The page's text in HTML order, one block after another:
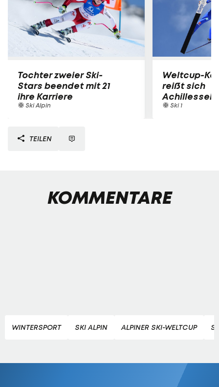
Tochter zweier Ski-
Stars beendet mit 21
ihre Karriere
Ski Alpin
Weltcup-
reißt sich
Ski 1
TEILEN
KOMMENTARE
WINTERSPORT SKI ALPIN ALPINER SKI-WELTCUP